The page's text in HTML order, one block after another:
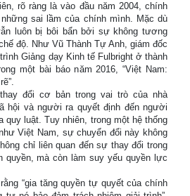
rõ ràng là vào đầu năm 2004, chính
sai lầm của chính mình. Mặc dù
luôn bị bôi bẩn bởi sự không tương
độ. Như Vũ Thành Tự Anh, giám đốc
Giảng dạy Kinh tế Fulbright ở thành
một bài báo năm 2016, “Việt Nam:
đổi cơ bản trong vai trò của nhà
hội và người ra quyết định đến người
quy luật. Tuy nhiên, trong một hệ thống
Việt Nam, sự chuyển đổi này không
chỉ liên quan đến sự thay đổi trong
quyền, mà còn làm suy yếu quyền lực
“gia tăng quyền tự quyết của chính